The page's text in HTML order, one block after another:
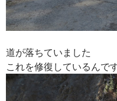
道が落ちていました
これを修復しているんで